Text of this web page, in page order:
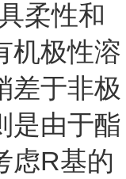
柔性和
机极性溶
差于非极
是由于酯
虑R基的